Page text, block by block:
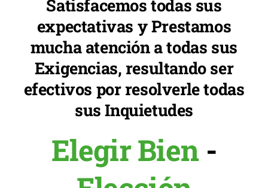
Satisfacemos todas sus
expectativas y Prestamos
mucha atención a todas sus
Exigencias, resultando ser
efectivos por resolverle todas
sus Inquietudes
Elegir Bien -